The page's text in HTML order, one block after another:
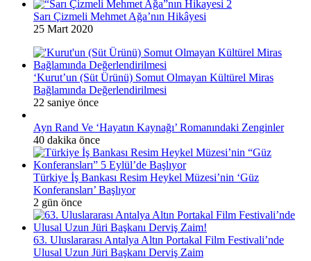
Sarı Çizmeli Mehmet Ağa’nın Hikâyesi
25 Mart 2020
‘Kurut’un (Süt Ürünü) Somut Olmayan Kültürel Miras
Bağlamında Değerlendirilmesi
22 saniye önce
Ayn Rand Ve ‘Hayatın Kaynağı’ Romanındaki Zenginler
40 dakika önce
Türkiye İş Bankası Resim Heykel Müzesi’nin ‘Güz
Konferansları’ Başlıyor
2 gün önce
63. Uluslararası Antalya Altın Portakal Film Festivali’nde
Ulusal Uzun Jüri Başkanı Derviş Zaim